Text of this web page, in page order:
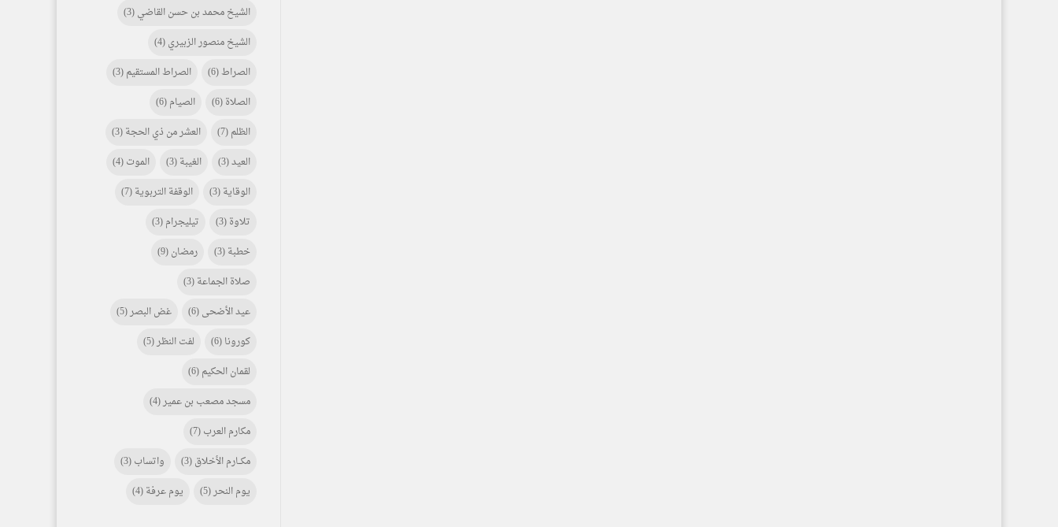
الشيخ محمد بن حسن القاضي(3)
الشيخ منصور الزبيري(4)
الصراط(6) الصراط المستقيم(3)
الصلاة(6) الصيام(6)
الظلم(7) العشر من ذي الحجة(3)
العيد(3) الغيبة(3) الموت(4)
الوقاية(3) الوقفة التربوية(7)
تلاوة(3) تيليجرام(3)
خطبة(3) رمضان(9)
صلاة الجماعة(3)
عيد الأضحى(6) غض البصر(5)
كورونا(6) لفت النظر(5)
لقمان الحكيم(6)
مسجد مصعب بن عمير(4)
مكارم العرب(7)
مكـــارم الأخلاق(3) واتساب(3)
يوم النحر(5) يوم عرفة(4)